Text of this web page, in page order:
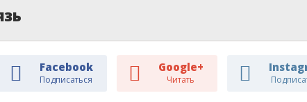
Facebook
Подписаться
Google+
Читать